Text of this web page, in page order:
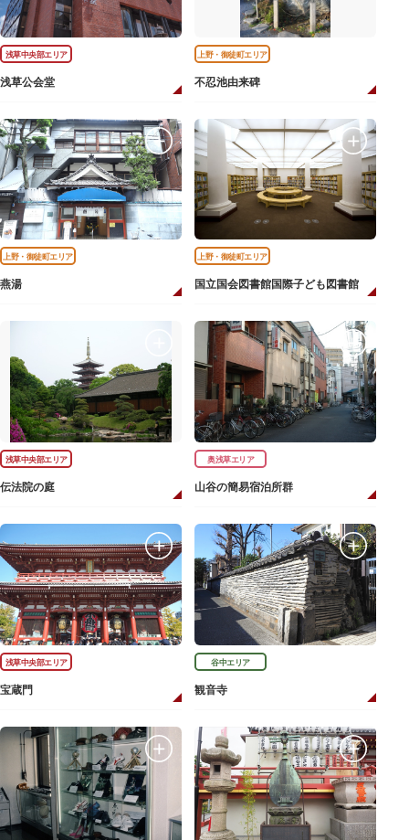
浅草中央部エリア
浅草公会堂
上野・御徒町エリア
不忍池由来碑
上野・御徒町エリア
燕湯
上野・御徒町エリア
国立国会図書館国際子ども図書館
浅草中央部エリア
伝法院の庭
奥浅草エリア
山谷の簡易宿泊所群
浅草中央部エリア
宝蔵門
谷中エリア
観音寺